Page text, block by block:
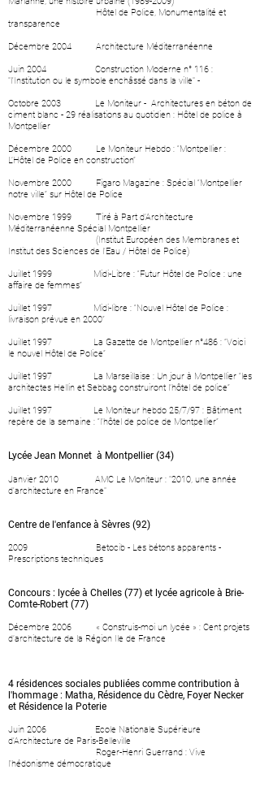
Hôtel de Police, Monumentalité et
transparence
Décembre 2004 Architecture Méditerranéenne
Juin 2004 Construction Moderne n° 116 :
"l'Institution ou le symbole enchâssé dans la ville" -
Octobre 2003 Le Moniteur - Architectures en béton de
ciment blanc - 29 réalisations au quotidien : Hôtel de police à
Montpellier
Décembre 2000 Le Moniteur Hebdo : “Montpellier :
L’Hôtel de Police en construction”
Novembre 2000 Figaro Magazine : Spécial “Montpellier
notre ville” sur Hôtel de Police
Novembre 1999 Tiré à Part d’Architecture
Méditerranéenne Spécial Montpellier
(Institut Européen des Membranes et
Institut des Sciences de l’Eau / Hôtel de Police)
Juillet 1999 Midi-Libre : “Futur Hôtel de Police : une
affaire de femmes”
Juillet 1997 Midi-libre : “Nouvel Hôtel de Police :
livraison prévue en 2000”
Juillet 1997 La Gazette de Montpellier n°486 : ”Voici
le nouvel Hôtel de Police”
Juillet 1997 La Marseillaise : Un jour à Montpellier “les
architectes Hellin et Sebbag construiront l’hôtel de police”
Juillet 1997 Le Moniteur hebdo 25/7/97 : Bâtiment
repère de la semaine : “l’hôtel de police de Montpellier”
Lycée Jean Monnet à Montpellier (34)
Janvier 2010 AMC Le Moniteur : "2010, une année
d'architecture en France"
Centre de l'enfance à Sèvres (92)
2009 Betocib - Les bétons apparents -
Prescriptions techniques
Concours : lycée à Chelles (77) et lycée agricole à Brie-
Comte-Robert (77)
Décembre 2006 « Construis-moi un lycée » : Cent projets
d’architecture de la Région Ile de France
4 résidences sociales publiées comme contribution à
l'hommage : Matha, Résidence du Cèdre, Foyer Necker
et Résidence la Poterie
Juin 2006 Ecole Nationale Supérieure
d'Architecture de Paris-Belleville
Roger-Henri Guerrand : Vive
l'hédonisme démocratique